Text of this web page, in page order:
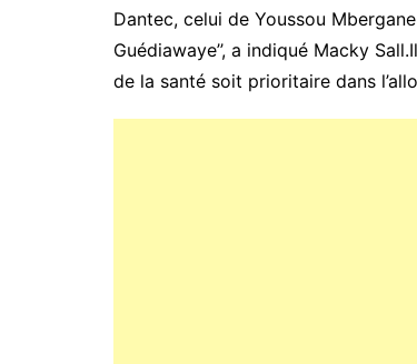
Dantec, celui de Youssou
Guédiawaye’’, a indiqué Macky
de la santé soit prioritaire dans